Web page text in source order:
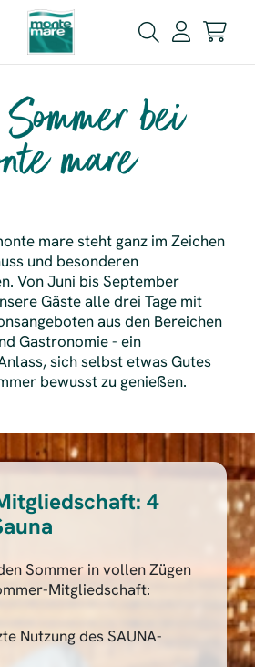
bei
mare
mare steht ganz im Zeichen
und besonderen
Von Juni bis September
Gäste alle drei Tage mit
aus den Bereichen
Gastronomie - ein
sich selbst etwas Gutes
bewusst zu genießen.
4
Sommer in vollen Zügen
Mitgliedschaft:
Nutzung des SAUNA-